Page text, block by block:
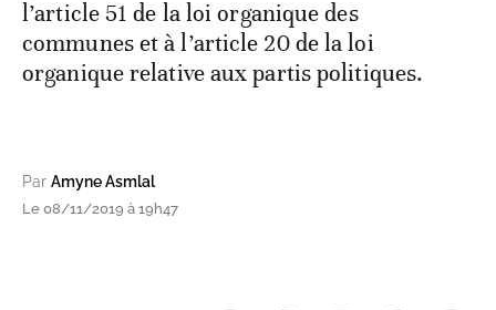
l’article 51 de la loi organique des
communes et à l’article 20 de la loi
organique relative aux partis politiques.
Par Amyne Asmlal
Le 08/11/2019 à 19h47